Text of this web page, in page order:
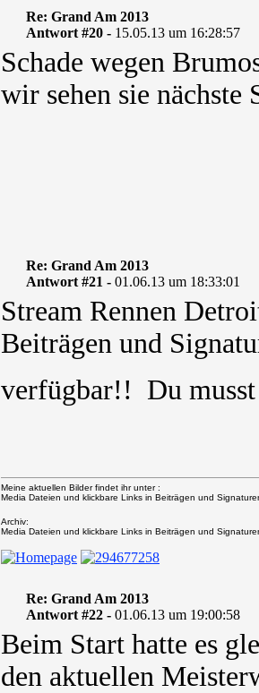
Re: Grand Am 2013
Antwort #20 - 15.05.13 um 16:28:57
Schade wegen
wir sehen sie
Re: Grand Am 2013
Antwort #21 - 01.06.13 um 18:33:01
Stream Rennen
Beiträgen und
verfügbar!! Du
Meine aktuellen Bilder findet ihr unter :
Media Dateien und klickbare Links in Beiträgen und
Archiv:
Media Dateien und klickbare Links in Beiträgen und
Re: Grand Am 2013
Antwort #22 - 01.06.13 um 19:00:58
Beim Start hatte es
den aktuellen